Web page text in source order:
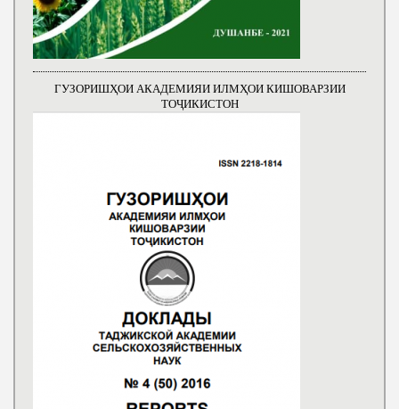
ГУЗОРИШҲОИ АКАДЕМИЯИ ИЛМҲОИ КИШОВАРЗИИ
ТОҶИКИСТОН